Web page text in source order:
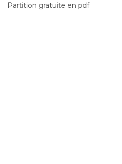
Partition gratuite en pdf